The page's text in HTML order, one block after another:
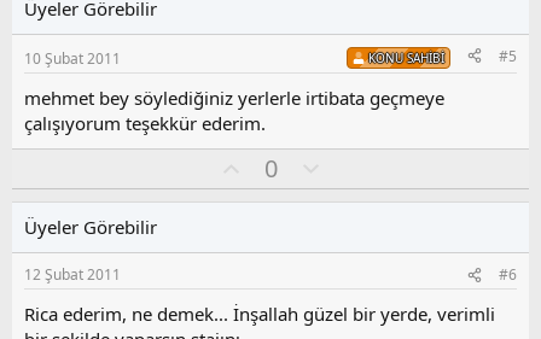
s
u
z
y
a
Üyeler Görebilir
10 Şubat 2011 KONU SAHIBI #5
mehmet bey söylediğiniz yerlerle irtibata geçmeye
çalışıyorum teşekkür ederim.
y
0
l
s
u
z
Üyeler Görebilir
12 Şubat 2011 #6
Rica ederim, ne demek... İnşallah güzel bir yerde, verimli